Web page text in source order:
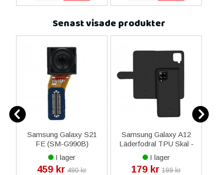
Senast visade produkter
Samsung Galaxy S21
FE (SM-G990B)
Framkamera 32MP
Original
I lager
459 kr 490 kr
Samsung Galaxy A12
Läderfodral TPU Skal -
Svart
I lager
179 kr 199 kr